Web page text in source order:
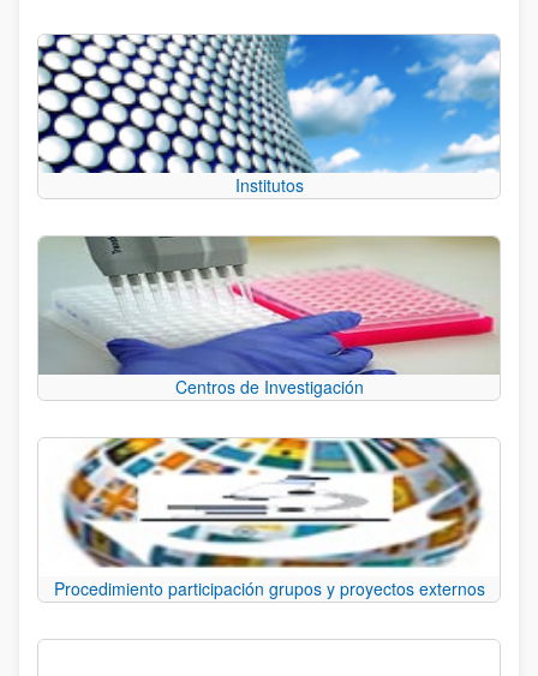
Institutos
Centros de Investigación
Procedimiento participación grupos y proyectos externos